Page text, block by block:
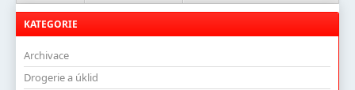
KATEGORIE
Archivace
Drogerie a úklid